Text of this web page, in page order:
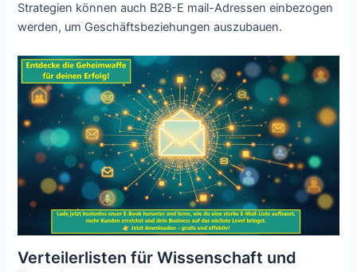
Strategien können auch B2B-E mail-Adressen einbezogen
werden, um Geschäftsbeziehungen auszubauen.
Verteilerlisten für Wissenschaft und